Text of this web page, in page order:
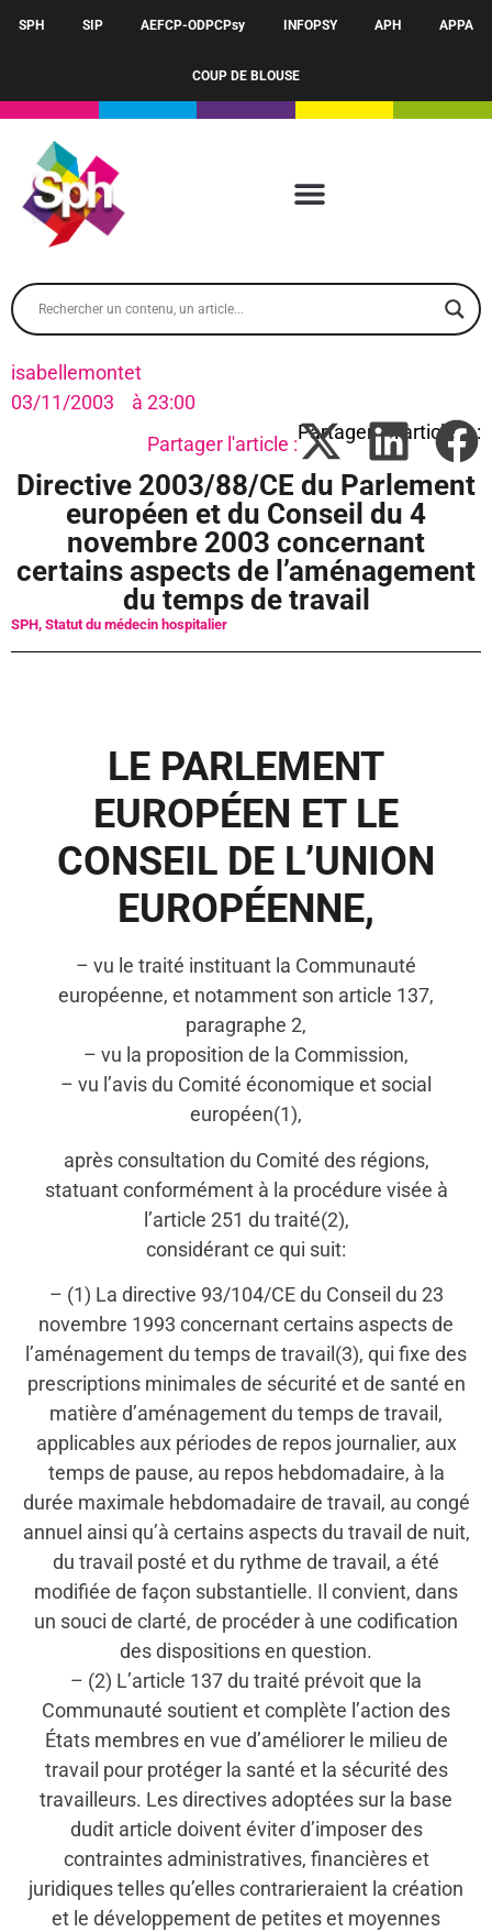
SPH SIP AEFCP-ODPCPsy INFOPSY APH APPA
COUP DE BLOUSE
isabellemontet
03/11/2003
à 23:00
Partager l'article :
Directive 2003/88/CE du Parlement
européen et du Conseil du 4
novembre 2003 concernant
certains aspects de l’aménagement
du temps de travail
SPH, Statut du médecin hospitalier
LE PARLEMENT
EUROPÉEN ET LE
CONSEIL DE L’UNION
EUROPÉENNE,
– vu le traité instituant la Communauté
européenne, et notamment son article 137,
paragraphe 2,
– vu la proposition de la Commission,
– vu l’avis du Comité économique et social
européen(1),
après consultation du Comité des régions,
statuant conformément à la procédure visée à
l’article 251 du traité(2),
considérant ce qui suit:
– (1) La directive 93/104/CE du Conseil du 23
novembre 1993 concernant certains aspects de
l’aménagement du temps de travail(3), qui fixe des
prescriptions minimales de sécurité et de santé en
matière d’aménagement du temps de travail,
applicables aux périodes de repos journalier, aux
temps de pause, au repos hebdomadaire, à la
durée maximale hebdomadaire de travail, au congé
annuel ainsi qu’à certains aspects du travail de nuit,
du travail posté et du rythme de travail, a été
modifiée de façon substantielle. Il convient, dans
un souci de clarté, de procéder à une codification
des dispositions en question.
– (2) L’article 137 du traité prévoit que la
Communauté soutient et complète l’action des
États membres en vue d’améliorer le milieu de
travail pour protéger la santé et la sécurité des
travailleurs. Les directives adoptées sur la base
dudit article doivent éviter d’imposer des
contraintes administratives, financières et
juridiques telles qu’elles contrarieraient la création
et le développement de petites et moyennes